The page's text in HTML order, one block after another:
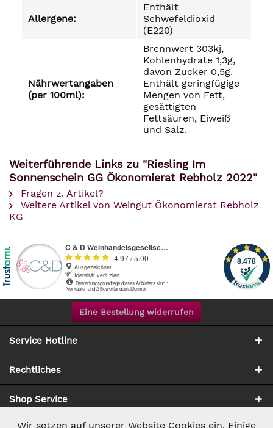
Allergene:
Enthält
Schwefeldioxid
(E220)
Nährwertangaben
(per 100ml):
Brennwert 303kj,
Kohlenhydrate 1,3g,
davon Zucker 0,5g.
Enthält geringfügige
Mengen von Fett,
gesättigten
Fettsäuren, Eiweiß
und Salz.
Weiterführende Links zu "Riesling Im
Sonnenschein GG Ökonomierat Rebholz 2022"
Fragen z. Artikel?
Weitere Artikel von Weingut Ökonomierat Rebholz
KG
Eine Bestellung widerrufen
Service Hotline
Rechtliches
Shop Service
Aktiv
Wir setzen auf unserer Website Cookies ein. Einige